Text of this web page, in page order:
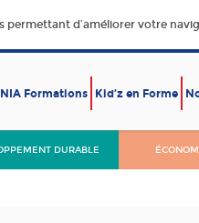
d’améliorer votre
Formations Kid’z en Forme
DURABLE